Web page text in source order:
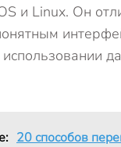
и Linux. Он
20 способов